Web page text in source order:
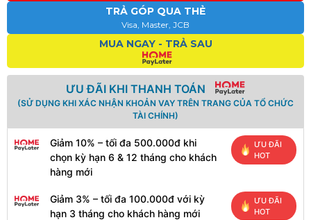
TRẢ GÓP QUA THẺ
Visa, Master, JCB
MUA NGAY - TRẢ SAU
ƯU ĐÃI KHI THANH TOÁN
(SỬ DỤNG KHI XÁC NHẬN KHOẢN VAY TRÊN TRANG CỦA TỔ CHỨC
TÀI CHÍNH)
Giảm 10% – tối đa 500.000đ khi
chọn kỳ hạn 6 & 12 tháng cho khách
hàng mới
ƯU ĐÃI
HOT
Giảm 3% – tối đa 100.000đ với kỳ
hạn 3 tháng cho khách hàng mới
ƯU ĐÃI
HOT